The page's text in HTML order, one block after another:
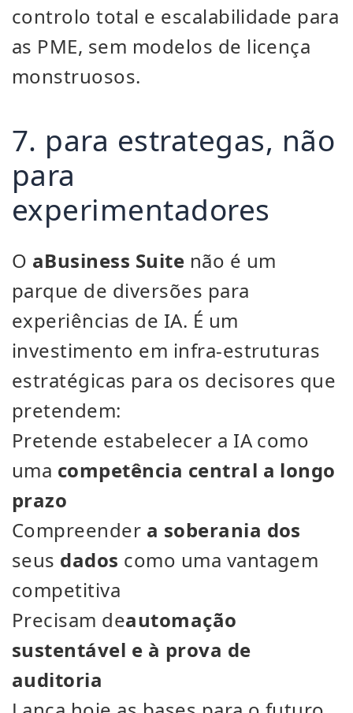
controlo total e escalabilidade para
as PME, sem modelos de licença
monstruosos.
7. para estrategas, não
para
experimentadores
O aBusiness Suite não é um
parque de diversões para
experiências de IA. É um
investimento em infra-estruturas
estratégicas para os decisores que
pretendem:
Pretende estabelecer a IA como
uma competência central a longo
prazo
Compreender a soberania dos
seus dados como uma vantagem
competitiva
Precisam deautomação
sustentável e à prova de
auditoria